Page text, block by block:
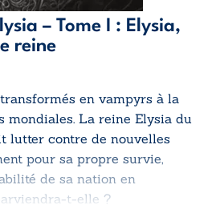
– Tome I : Elysia,
reine
en vampyrs à la
mondiales. La reine Elysia du
lutter contre de nouvelles
pour sa propre survie,
de sa nation en
t-elle ?